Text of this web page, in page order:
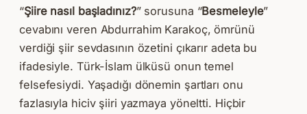
“Şiire nasıl başladınız?” sorusuna “Besmeleyle”
cevabını veren Abdurrahim Karakoç, ömrünü
verdiği şiir sevdasının özetini çıkarır adeta bu
ifadesiyle. Türk-İslam ülküsü onun temel
felsefesiydi. Yaşadığı dönemin şartları onu
fazlasıyla hiciv şiiri yazmaya yöneltti. Hiçbir